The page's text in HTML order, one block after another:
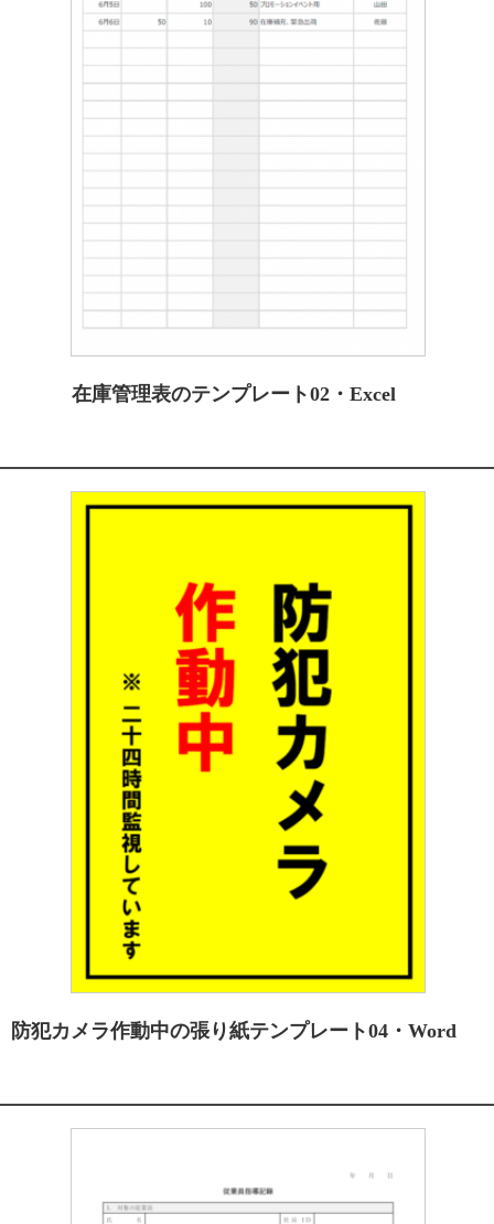
在庫管理表のテンプレート02・Excel
防犯カメラ作動中の張り紙テンプレート04・Word